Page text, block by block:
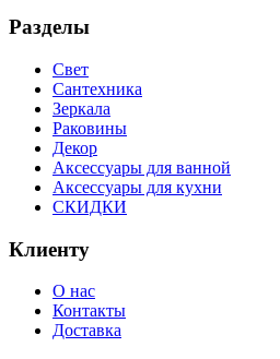
Разделы
Свет
Сантехника
Зеркала
Раковины
Декор
Аксессуары для ванной
Аксессуары для кухни
СКИДКИ
Клиенту
О нас
Контакты
Доставка